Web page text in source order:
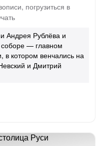
погрузиться в
Андрея Рублёва и
— главном
в котором венчались на
и Дмитрий